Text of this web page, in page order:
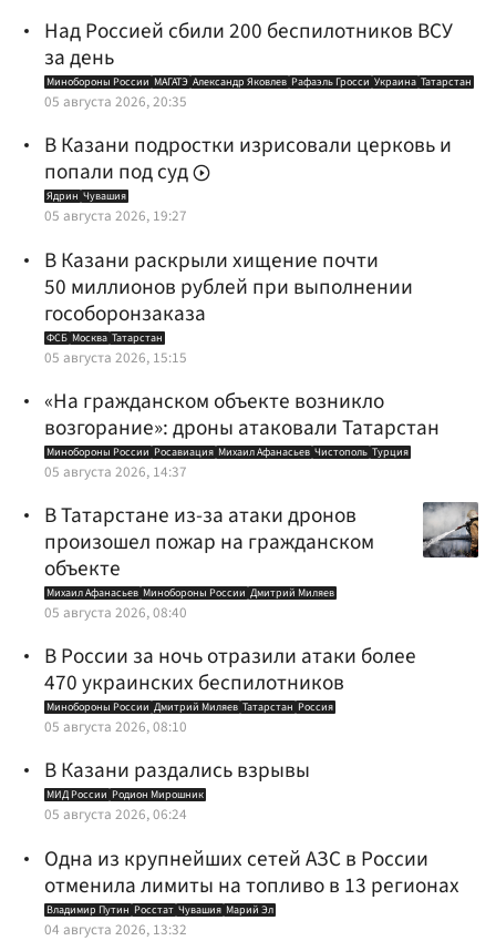
Над Россией сбили 200 беспилотников ВСУ
за день
Минобороны России МАГАТЭ Александр Яковлев Рафаэль Гросси Украина Татарстан
05 августа 2026, 20:35
В Казани подростки изрисовали церковь и
попали под суд
Ядрин Чувашия
05 августа 2026, 19:27
В Казани раскрыли хищение почти
50 миллионов рублей при выполнении
гособоронзаказа
ФСБ Москва Татарстан
05 августа 2026, 15:15
«На гражданском объекте возникло
возгорание»: дроны атаковали Татарстан
Минобороны России Росавиация Михаил Афанасьев Чистополь Турция
05 августа 2026, 14:37
В Татарстане из-за атаки дронов
произошел пожар на гражданском
объекте
Михаил Афанасьев Минобороны России Дмитрий Миляев
05 августа 2026, 08:40
В России за ночь отразили атаки более
470 украинских беспилотников
Минобороны России Дмитрий Миляев Татарстан Россия
05 августа 2026, 08:10
В Казани раздались взрывы
МИД России Родион Мирошник
05 августа 2026, 06:24
Одна из крупнейших сетей АЗС в России
отменила лимиты на топливо в 13 регионах
Владимир Путин Росстат Чувашия Марий Эл
04 августа 2026, 13:32